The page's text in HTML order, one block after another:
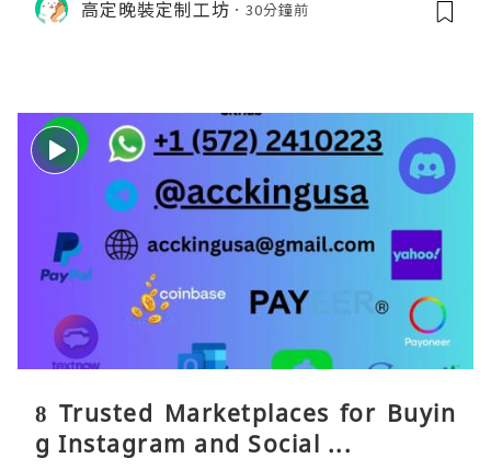
高定晚裝定制工坊 30分鐘前
8 Trusted Marketplaces for Buyin
g Instagram and Social ...